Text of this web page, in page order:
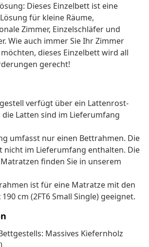
Dieses Einzelbett ist eine
für kleine Räume,
Zimmer, Einzelschläfer und
Wie auch immer Sie Ihr Zimmer
dieses Einzelbett wird all
gerecht!
verfügt über ein Lattenrost-
die Latten sind im Lieferumfang
umfasst nur einen Bettrahmen. Die
nicht im Lieferumfang enthalten. Die
finden Sie in unserem
ist für eine Matratze mit den
cm (2FT6 Small Single) geeignet.
Massives Kiefernholz